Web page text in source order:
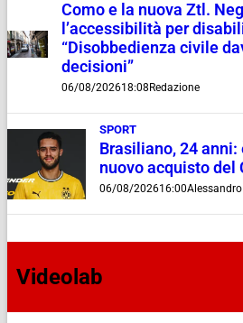
Como e la nuova Ztl.
l’accessibilità per
“Disobbedienza civile
decisioni”
06/08/202618:08 Redazione
SPORT
Brasiliano, 24 anni:
nuovo acquisto del
06/08/202616:00
Videolab